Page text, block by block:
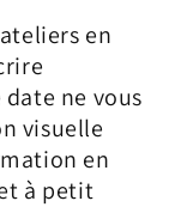
en
ne vous
visuelle
en
à petit